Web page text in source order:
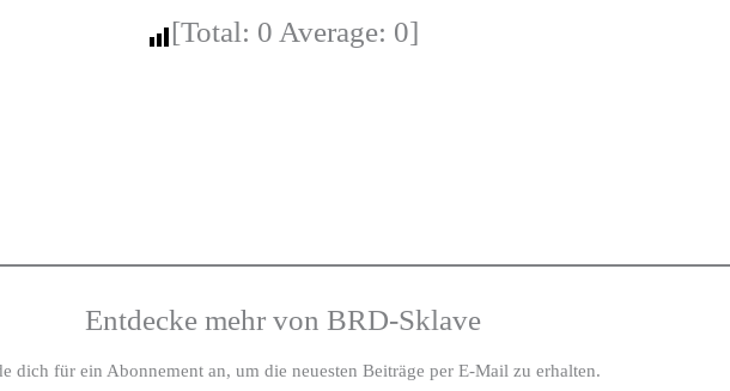
[Total: 0 Average: 0]
Entdecke mehr von BRD-Sklave
dich für ein Abonnement an, um die neuesten Beiträge per E-Mail zu erhalten.